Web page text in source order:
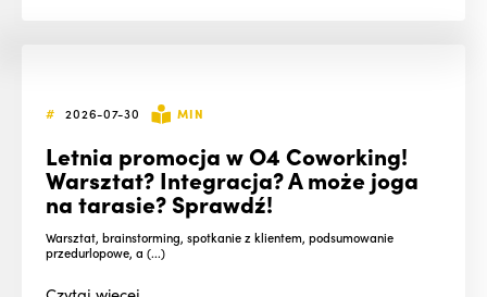
# 2026-07-30 MIN
Letnia promocja w O4 Coworking!
Warsztat? Integracja? A może joga
na tarasie? Sprawdź!
Warsztat, brainstorming, spotkanie z klientem, podsumowanie
przedurlopowe, a (...)